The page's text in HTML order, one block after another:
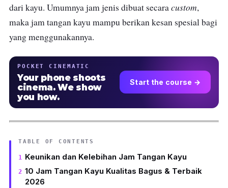
dari kayu. Umumnya jam jenis dibuat secaracustom,
maka jam tangan kayu mampu berikan kesan spesial bagi
yang menggunakannya.
POCKET CINEMATIC
Your phone shoots
cinema. We show
you how.
Start the course →
TABLE OF CONTENTS
Keunikan dan Kelebihan Jam Tangan Kayu
10 Jam Tangan Kayu Kualitas Bagus & Terbaik
2026